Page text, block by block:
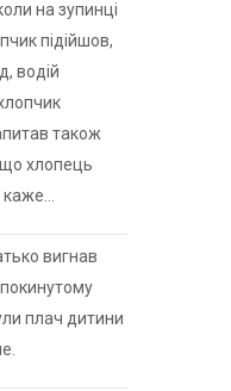
на зупинці
підійшов,
водій
також
що хлопець
каже…
вигнав
плач дитини